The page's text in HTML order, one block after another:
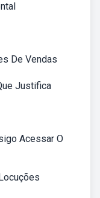
De Vendas
Justifica
Acessar O